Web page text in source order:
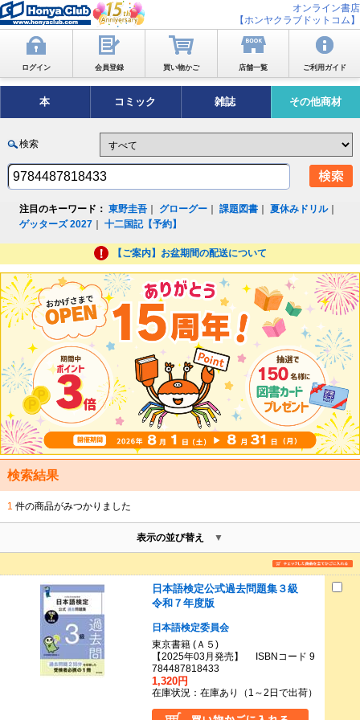
オンライン書店
【ホンヤクラブドットコム】
ログイン 会員登録 買い物かご 店舗一覧 ご利用ガイド
本 コミック 雑誌 その他商材
検索
注目のキーワード： 東野圭吾 グローグー ｜課題図書 ｜夏休みドリル｜
ゲッターズ 2027 ｜十二国記【予約】
【ご案内】お盆期間の配送について
検索結果
1 件の商品がみつかりました
表示の並び替え
日本語検定公式過去問題集３級
令和７年度版
日本語検定委員会
東京書籍 (Ａ５)
【2025年03月発売】 ISBNコード 9
784487818433
1,320円
在庫状況：在庫あり（1～2日で出荷）